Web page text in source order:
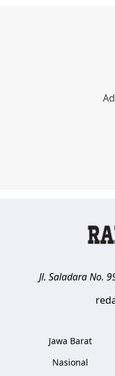
Jl. Saladara No.
Jawa Barat
Nasional